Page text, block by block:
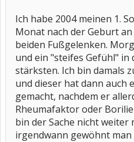
Ich habe 2004 meinen 1.
Monat nach der Geburt
beiden Fußgelenken.
und ein "steifes Gefühl" in
stärksten. Ich bin damals
und dieser hat dann auch
gemacht, nachdem er
Rheumafaktor oder
bin der Sache nicht weiter
irgendwann gewöhnt man